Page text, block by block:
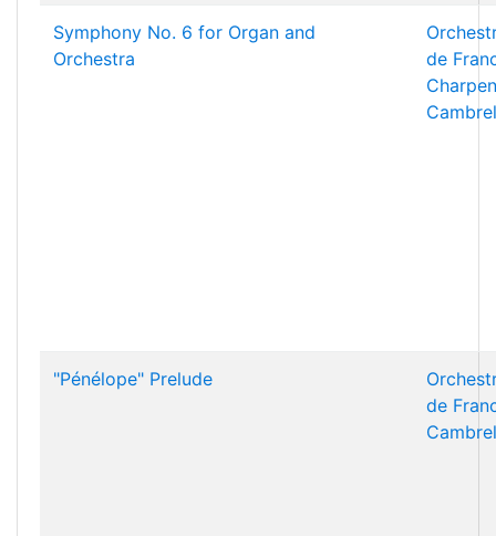
Symphony No. 6 for Organ and
Orchestra
de
"Pénélope" Prelude
de